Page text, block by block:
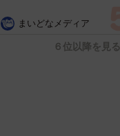
取りの美しいお顔立ち」 9
まいどなメディア
６位以降を見る